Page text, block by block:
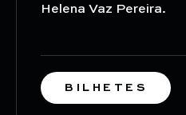
Helena Vaz Pereira.
BILHETES